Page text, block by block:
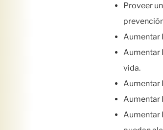
Proveer
Aumentar
Aumentar
vida.
Aumentar
Aumentar
Aumentar